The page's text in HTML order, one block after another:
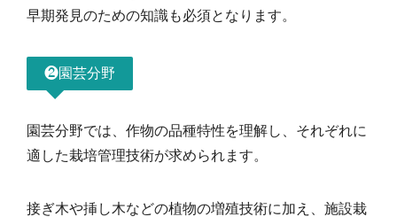
早期発見のための知識も必須となります。
❷園芸分野
園芸分野では、作物の品種特性を理解し、それぞれに
適した栽培管理技術が求められます。
接ぎ木や挿し木などの植物の増殖技術に加え、施設栽